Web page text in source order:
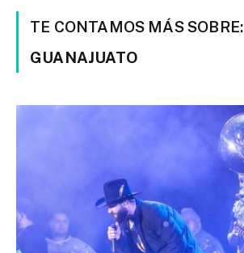
TE CONTAMOS MÁS SOBRE:
GUANAJUATO